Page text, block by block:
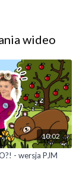
wideo
10:02
- wersja PJM